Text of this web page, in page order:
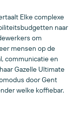
Elke complexe
naar
om
mensen op de
communicatie en
Gazelle Ultimate
door Gent
welke koffiebar.